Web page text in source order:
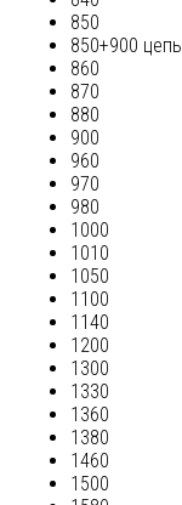
850
850+900 цепь
860
870
880
900
960
970
980
1000
1010
1050
1100
1140
1200
1300
1330
1360
1380
1460
1500